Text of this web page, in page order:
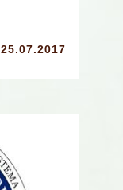
25.07.2017